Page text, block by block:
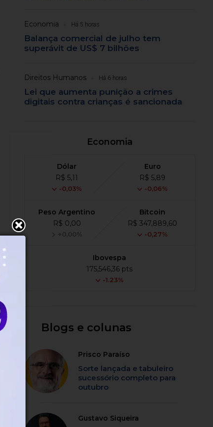
Economia Há 5 horas
Balança comercial de julho tem
superávit de US$ 7 bilhões
Direitos Humanos Há 6 horas
Lei que aumenta punição a crimes
digitais contra crianças é sancionada
Economia
Dólar
R$ 5,11
-0,03%
Euro
R$ 5,89
-0,06%
Peso Argentino
R$ 0,00
+0,00%
Bitcoin
R$ 347,889,60
-0,27%
Ibovespa
175,546,36 pts
-1.23%
Blogs e colunas
Prisco Paraíso
Sorte lançada e tabuleiro
sucessório completo para
outubro
Gustavo Siqueira